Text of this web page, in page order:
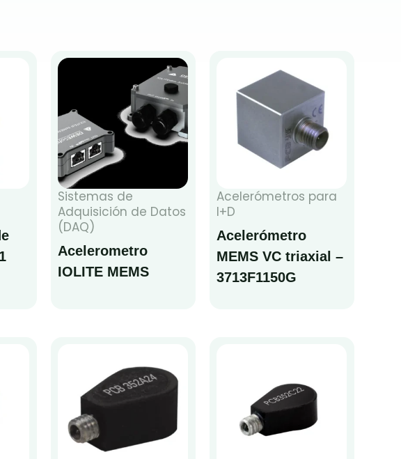
Sistemas de
Adquisición de Datos
(DAQ)
Acelerometro
IOLITE MEMS
Acelerómetros para
I+D
Acelerómetro
MEMS VC triaxial –
3713F1150G